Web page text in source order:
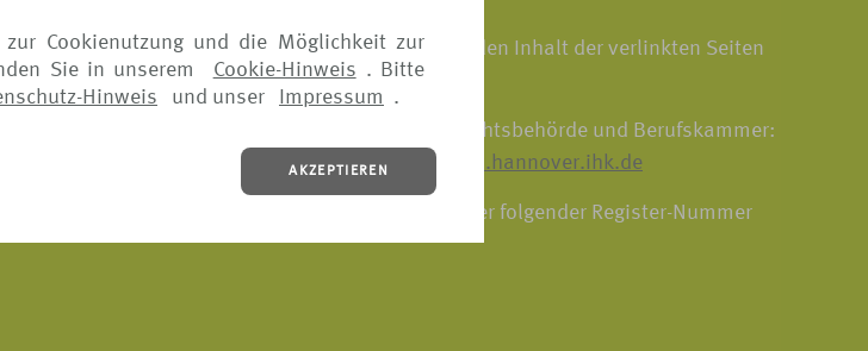
zur Cookienutzung und die Möglichkeit zur
Sie in unserem
Cookie-Hinweis . Bitte
Hinweis und unser Impressum .
AKZEPTIEREN
keine Haftung für die Inhalte externer Links. Für den Inhalt der verlinkten Seiten
vorhanden; zuständige Aufsichtsbehörde und Berufskammer:
Tel.: 0511 310 7 0, Fax: 0511 310 74 36,
www.hannover.ihk.de
der Internetseite:
unter folgender Register-Nummer